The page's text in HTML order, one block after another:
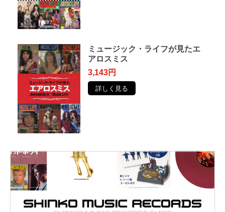
ミュージック・ライフが見たエ
アロスミス
3,143円
詳しく見る